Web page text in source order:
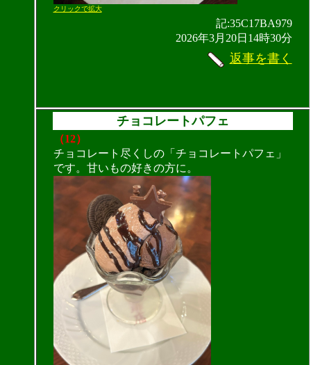
クリックで拡大
記:35C17BA979
2026年3月20日14時30分
返事を書く
チョコレートパフェ
（12）
チョコレート尽くしの「チョコレートパフェ」
です。甘いもの好きの方に。